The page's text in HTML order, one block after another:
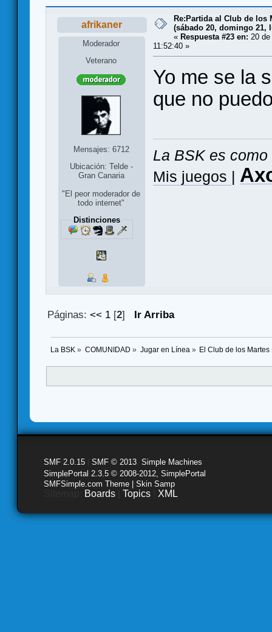
afrikaner
Moderador
Veterano
Mensajes: 6712
Ubicación: Telde -
Gran Canaria
"El peor moderador de
todo internet"
Distinciones
Re:Partida al Club de los
(sábado 20, domingo 21,
« Respuesta #23 en: 20
11:52:40 »
Yo me se la
que no
La BSK es
Mis juegos |
Páginas:<< 1 [2] Ir Arriba
La BSK » COMUNIDAD » Jugar en Línea » El Club de los Martes
SMF 2.0.15 SMF © 2013 Simple Machines
SimplePortal 2.3.5 © 2008-2012, SimplePortal
SMFSimple.com Theme | Skin Samp
Boards Topics XML